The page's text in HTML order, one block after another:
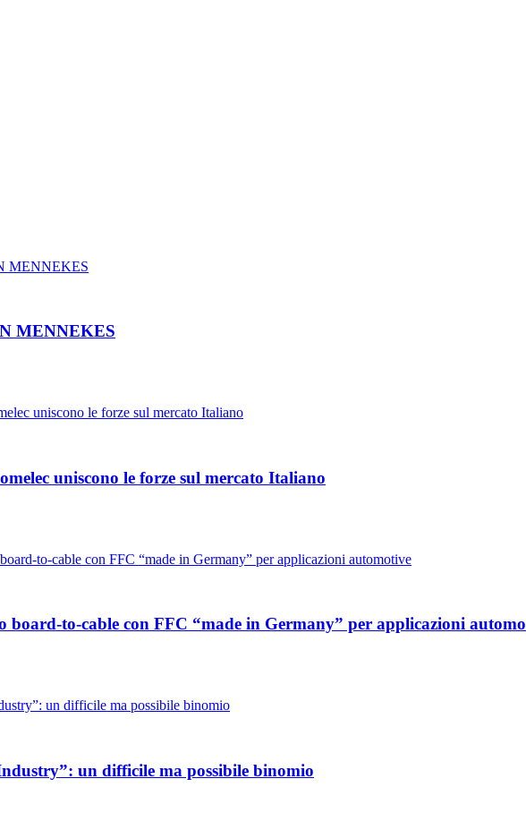
MENNEKES
uniscono le forze sul mercato Italiano
board-to-cable con FFC “made in Germany” per applicazioni
un difficile ma possibile binomio